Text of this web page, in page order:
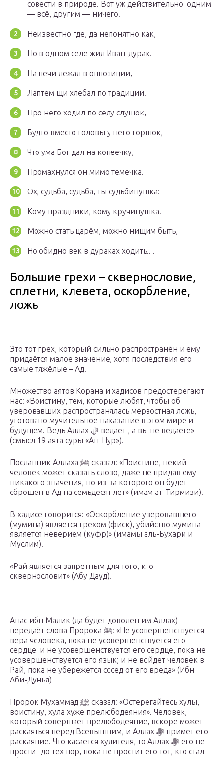
совести в природе. Вот уж действительно: одним
— всё, другим — ничего.
Неизвестно где, да непонятно как,
Но в одном селе жил Иван-дурак.
На печи лежал в оппозиции,
Лаптем щи хлебал по традиции.
Про него ходил по селу слушок,
Будто вместо головы у него горшок,
Что ума Бог дал на копеечку,
Промахнулся он мимо темечка.
Ох, судьба, судьба, ты судьбинушка:
Кому праздники, кому кручинушка.
Можно стать царём, можно нищим быть,
Но обидно век в дураках ходить.. .
Большие грехи – сквернословие,
сплетни, клевета, оскорбление,
ложь
Это тот грех, который сильно распространён и ему
придаётся малое значение, хотя последствия его
самые тяжёлые – Ад.
Множество аятов Корана и хадисов предостерегают
нас: «Воистину, тем, которые любят, чтобы об
уверовавших распространялась мерзостная ложь,
уготовано мучительное наказание в этом мире и
будущем. Ведь Аллах ﷻ ведает , а вы не ведаете»
(смысл 19 аята суры «Ан-Нур»).
Посланник Аллаха ﷺ сказал: «Поистине, некий
человек может сказать слово, даже не придав ему
никакого значения, но из-за которого он будет
сброшен в Ад на семьдесят лет» (имам ат-Тирмизи).
В хадисе говорится: «Оскорбление уверовавшего
(мумина) является грехом (фиск), убийство мумина
является неверием (куфр)» (имамы аль-Бухари и
Муслим).
«Рай является запретным для того, кто
сквернословит» (Абу Дауд).
Анас ибн Малик (да будет доволен им Аллах)
передаёт слова Пророка ﷺ: «Не усовершенствуется
вера человека, пока не усовершенствуется его
сердце; и не усовершенствуется его сердце, пока не
усовершенствуется его язык; и не войдет человек в
Рай, пока не убережется сосед от его вреда» (Ибн
Аби-Дунья).
Пророк Мухаммад ﷺ сказал: «Остерегайтесь хулы,
воистину, хула хуже прелюбодеяния». Человек,
который совершает прелюбодеяние, вскоре может
раскаяться перед Всевышним, и Аллах ﷻ примет его
раскаяние. Что касается хулителя, то Аллах ﷻ его не
простит до тех пор, пока не простит его тот, кто стал